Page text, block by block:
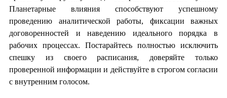
Планетарные влияния способствуют успешному
проведению аналитической работы, фиксации важных
договоренностей и наведению идеального порядка в
рабочих процессах. Постарайтесь полностью исключить
спешку из своего расписания, доверяйте только
проверенной информации и действуйте в строгом согласии
с внутренним голосом.